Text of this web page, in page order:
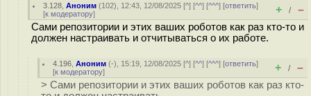
3.128 ,Аноним (102), 12:43, 12/08/2025 [^] [^^] [^^^] [ответить]
[к модератору] + / –
Сами репозитории и этих ваших роботов как раз кто-то и
должен настраивать и отчитываться о их работе.
4.196 ,Аноним (-), 15:19, 12/08/2025 [^] [^^] [^^^] [ответить]
[к модератору] + / –
> Сами репозитории и этих ваших роботов как раз кто-